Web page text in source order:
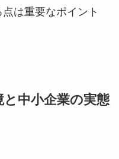
は重要なポイント
中小企業の実態